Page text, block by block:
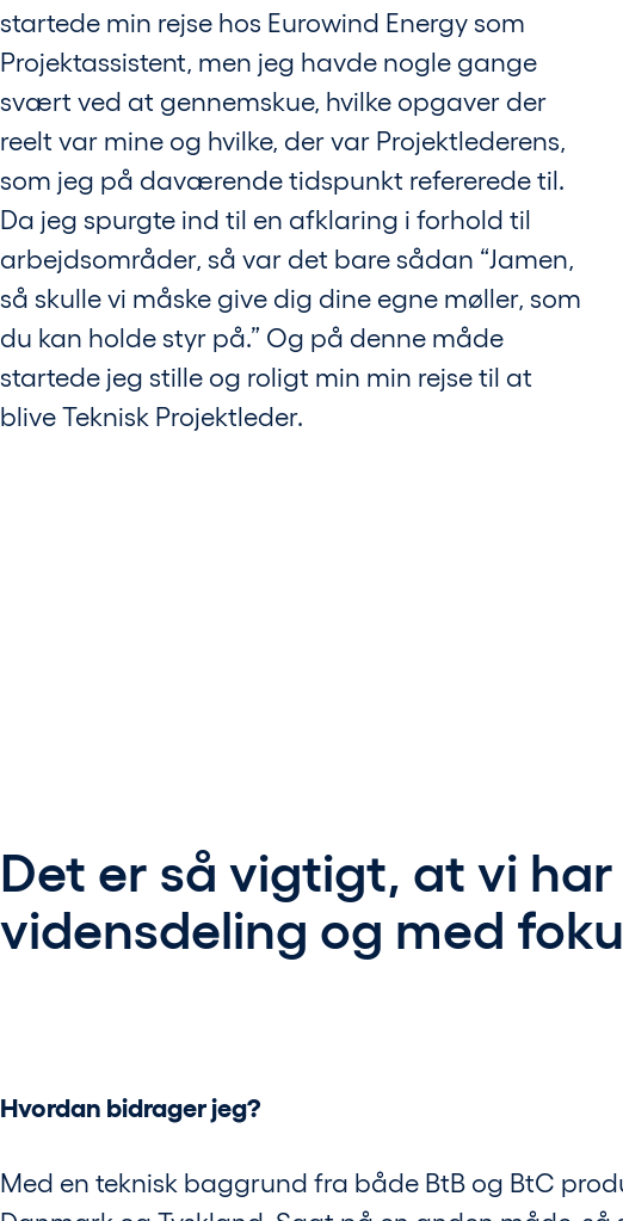
startede min rejse hos Eurowind Energy som
Projektassistent, men jeg havde nogle gange
svært ved at gennemskue, hvilke opgaver der
reelt var mine og hvilke, der var Projektlederens,
som jeg på daværende tidspunkt refererede til.
Da jeg spurgte ind til en afklaring i forhold til
arbejdsområder, så var det bare sådan “Jamen,
så skulle vi måske give dig dine egne møller, som
du kan holde styr på.” Og på denne måde
startede jeg stille og roligt min min rejse til at
blive Teknisk Projektleder.
Det er så vigtigt, at vi
vidensdeling og med
Hvordan bidrager jeg?
Med en teknisk baggrund fra både BtB og BtC